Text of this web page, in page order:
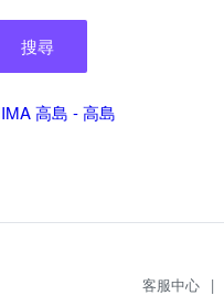
搜尋
高島 - 高島
客服中心 |